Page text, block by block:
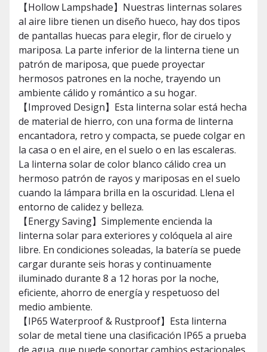
【Hollow Lampshade】Nuestras linternas solares
al aire libre tienen un diseño hueco, hay dos tipos
de pantallas huecas para elegir, flor de ciruelo y
mariposa. La parte inferior de la linterna tiene un
patrón de mariposa, que puede proyectar
hermosos patrones en la noche, trayendo un
ambiente cálido y romántico a su hogar.
【Improved Design】Esta linterna solar está hecha
de material de hierro, con una forma de linterna
encantadora, retro y compacta, se puede colgar en
la casa o en el aire, en el suelo o en las escaleras.
La linterna solar de color blanco cálido crea un
hermoso patrón de rayos y mariposas en el suelo
cuando la lámpara brilla en la oscuridad. Llena el
entorno de calidez y belleza.
【Energy Saving】Simplemente encienda la
linterna solar para exteriores y colóquela al aire
libre. En condiciones soleadas, la batería se puede
cargar durante seis horas y continuamente
iluminado durante 8 a 12 horas por la noche,
eficiente, ahorro de energía y respetuoso del
medio ambiente.
【IP65 Waterproof & Rustproof】Esta linterna
solar de metal tiene una clasificación IP65 a prueba